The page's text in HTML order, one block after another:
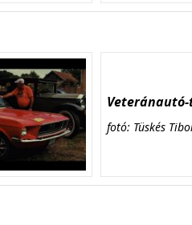
fotó: Tüskés